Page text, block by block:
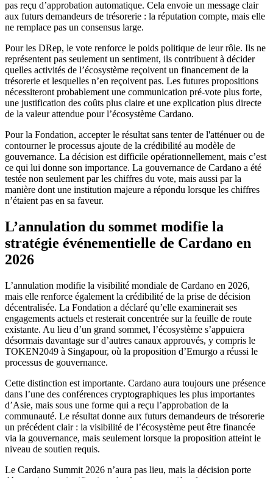
pas reçu d’approbation automatique. Cela envoie un message clair
aux futurs demandeurs de trésorerie : la réputation compte, mais elle
ne remplace pas un consensus large.
Pour les DRep, le vote renforce le poids politique de leur rôle. Ils ne
représentent pas seulement un sentiment, ils contribuent à décider
quelles activités de l’écosystème reçoivent un financement de la
trésorerie et lesquelles n’en reçoivent pas. Les futures propositions
nécessiteront probablement une communication pré-vote plus forte,
une justification des coûts plus claire et une explication plus directe
de la valeur attendue pour l’écosystème Cardano.
Pour la Fondation, accepter le résultat sans tenter de l'atténuer ou de
contourner le processus ajoute de la crédibilité au modèle de
gouvernance. La décision est difficile opérationnellement, mais c’est
ce qui lui donne son importance. La gouvernance de Cardano a été
testée non seulement par les chiffres du vote, mais aussi par la
manière dont une institution majeure a répondu lorsque les chiffres
n’étaient pas en sa faveur.
L’annulation du sommet modifie la
stratégie événementielle de Cardano en
2026
L’annulation modifie la visibilité mondiale de Cardano en 2026,
mais elle renforce également la crédibilité de la prise de décision
décentralisée. La Fondation a déclaré qu’elle examinerait ses
engagements actuels et resterait concentrée sur la feuille de route
existante. Au lieu d’un grand sommet, l’écosystème s’appuiera
désormais davantage sur d’autres canaux approuvés, y compris le
TOKEN2049 à Singapour, où la proposition d’Emurgo a réussi le
processus de gouvernance.
Cette distinction est importante. Cardano aura toujours une présence
dans l’une des conférences cryptographiques les plus importantes
d’Asie, mais sous une forme qui a reçu l’approbation de la
communauté. Le résultat donne aux futurs demandeurs de trésorerie
un précédent clair : la visibilité de l’écosystème peut être financée
via la gouvernance, mais seulement lorsque la proposition atteint le
niveau de soutien requis.
Le Cardano Summit 2026 n’aura pas lieu, mais la décision porte